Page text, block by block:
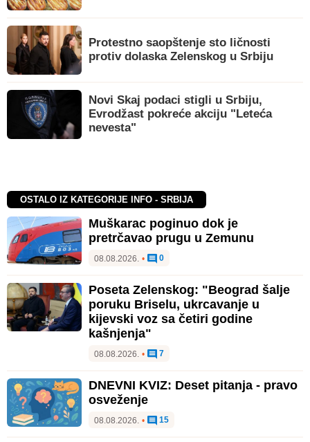
Protestno saopštenje sto ličnosti
protiv dolaska Zelenskog u Srbiju
Novi Skaj podaci stigli u Srbiju,
Evrodžast pokreće akciju "Leteća
nevesta"
OSTALO IZ KATEGORIJE INFO - SRBIJA
Muškarac poginuo dok je
pretrčavao prugu u Zemunu
08.08.2026. • 0
Poseta Zelenskog: "Beograd šalje
poruku Briselu, ukrcavanje u
kijevski voz sa četiri godine
kašnjenja"
08.08.2026. • 7
DNEVNI KVIZ: Deset pitanja - pravo
osveženje
08.08.2026. • 15